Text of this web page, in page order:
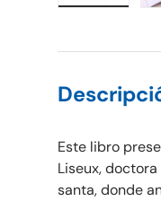
Este libro
Liseux,
santa, donde